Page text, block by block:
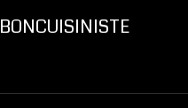
BONCUISINISTE